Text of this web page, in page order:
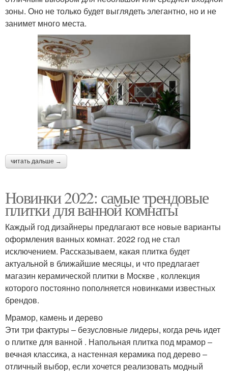
зоны. Оно не только будет выглядеть элегантно, но и не
занимет много места.
читать дальше →
Новинки 2022: самые трендовые
плитки для ванной комнаты
Каждый год дизайнеры предлагают все новые варианты
оформления ванных комнат. 2022 год не стал
исключением. Рассказываем, какая плитка будет
актуальной в ближайшие месяцы, и что предлагает
магазин керамической плитки в Москве , коллекция
которого постоянно пополняется новинками известных
брендов.
Мрамор, камень и дерево
Эти три фактуры ‒ безусловные лидеры, когда речь идет
о плитке для ванной . Напольная плитка под мрамор ‒
вечная классика, а настенная керамика под дерево ‒
отличный выбор, если хочется реализовать модный